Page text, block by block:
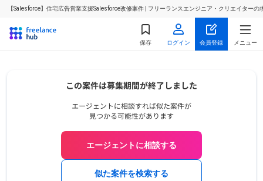
【Salesforce】住宅広告営業支援Salesforce改修案件 | フリーランスエンジニア・クリエイターの
保存 ログイン 会員登録 メニュー
エージェントに相談する
似た案件を検索する